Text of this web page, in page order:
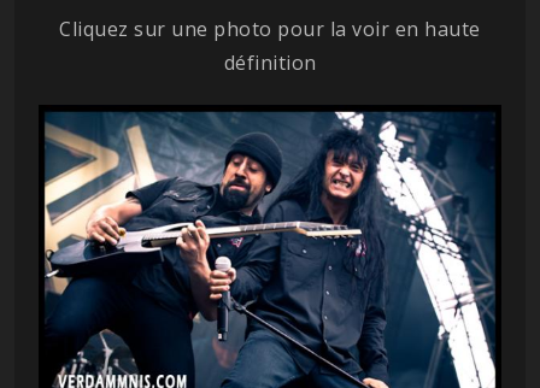
Cliquez sur une photo pour la voir en haute
définition